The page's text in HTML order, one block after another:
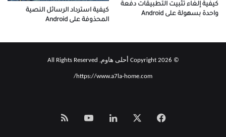
كيفية إلغاء تثبيت التطبيقات دفعة
واحدة بسهولة على Android
كيفية استرداد الرسائل النصية
المحذوفة على Android
© Copyright 2026 أحلى هاوم, All Rights Reserved
https://www.a7la-home.com/
فيسبوك لينكدإن‫YouTube
Smart